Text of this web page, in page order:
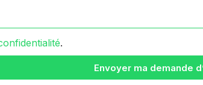
.
Envoyer ma demande